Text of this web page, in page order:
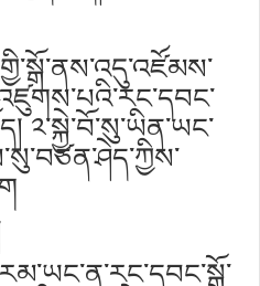
༢་སྐྱེ་བོ་སུ་ཡིན་ཡང་